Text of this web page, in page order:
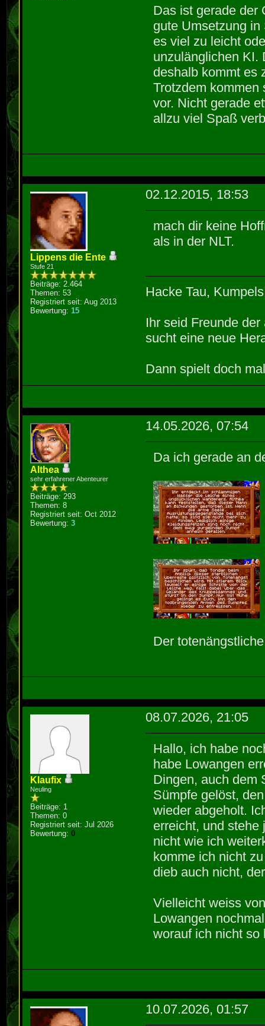
Das ist gerade der
gute Umsetzung
es viel zu leicht
unzulänglichen KI.
deshalb kommt es
Trotzdem
vor. Nicht gerade
allzu viel Spaß
Lippens die Ente
Stufe 21
Beiträge: 2.464
Themen: 53
Registriert seit: Aug 2013
Bewertung: 15
02.12.2015, 18:53
mach dir keine
als in der NLT.
Hacke Tau,
Ihr seid Freunde
sucht eine neue
Dann spielt doch
Althea
sehr erfahrener Abenteurer
Beiträge: 293
Themen: 8
Registriert seit: Oct 2012
Bewertung:3
14.05.2026, 07:54
Da ich gerade an
Der
Klaufix
Neuling
Beiträge: 1
Themen: 0
Registriert seit: Jul 2026
Bewertung:0
08.07.2026, 21:05
Hallo, ich habe
habe Lowangen
Dingen, auch dem
Sümpfe gelöst,
wieder abgeholt.
erreicht, und stehe
nicht wie ich
komme ich nicht
dieb auch nicht,
Vielleicht weiss
Lowangen
worauf ich nicht
10.07.2026, 01:57